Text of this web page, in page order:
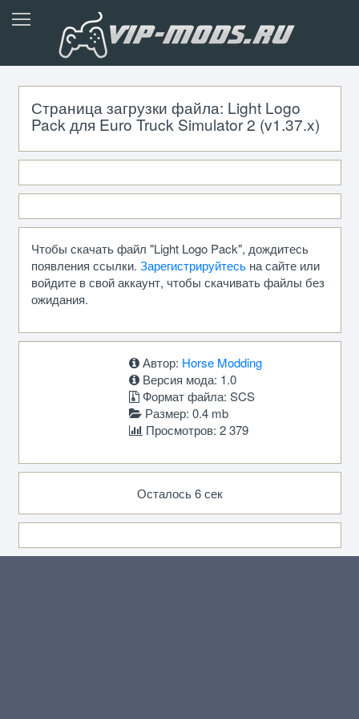
Страница загрузки файла: Light Logo
Pack для Euro Truck Simulator 2 (v1.37.x)
Чтобы скачать файл "Light Logo Pack", дождитесь
появления ссылки. Зарегистрируйтесьна сайте или
войдите в свой аккаунт, чтобы скачивать файлы без
ожидания.
Автор: Horse Modding
Версия мода: 1.0
Формат файла: SCS
Размер: 0.4 mb
Просмотров: 2 379
Осталось 6 сек